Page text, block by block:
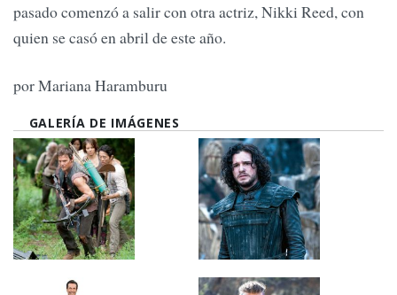
pasado comenzó a salir con otra actriz, Nikki Reed, con
quien se casó en abril de este año.
por Mariana Haramburu
GALERÍA DE IMÁGENES